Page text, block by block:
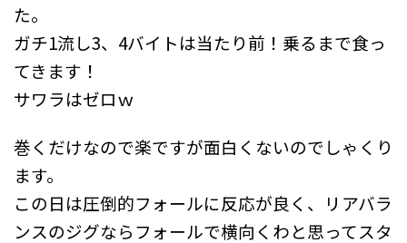
た。
ガチ1流し3、4バイトは当たり前！乗るまで食っ
てきます！
サワラはゼロｗ
巻くだけなので楽ですが面白くないのでしゃくり
ます。
この日は圧倒的フォールに反応が良く、リアバラ
ンスのジグならフォールで横向くわと思ってスタ